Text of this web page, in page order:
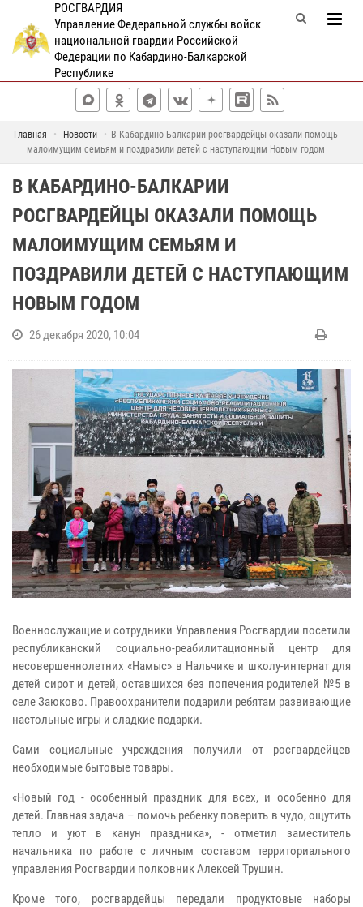
РОСГВАРДИЯ
Управление Федеральной службы войск
национальной гвардии Российской
Федерации по Кабардино-Балкарской
Республике
Главная Новости
В Кабардино-Балкарии росгвардейцы оказали помощь
малоимущим семьям и поздравили детей с наступающим Новым годом
В КАБАРДИНО-БАЛКАРИИ
РОСГВАРДЕЙЦЫ ОКАЗАЛИ ПОМОЩЬ
МАЛОИМУЩИМ СЕМЬЯМ И
ПОЗДРАВИЛИ ДЕТЕЙ С НАСТУПАЮЩИМ
НОВЫМ ГОДОМ
26 декабря 2020, 10:04
Военнослужащие и сотрудники Управления Росгвардии посетили
республиканский социально-реабилитационный центр для
несовершеннолетних «Намыс» в Нальчике и школу-интернат для
детей сирот и детей, оставшихся без попечения родителей №5 в
селе Заюково. Правоохранители подарили ребятам развивающие
настольные игры и сладкие подарки.
Сами социальные учреждения получили от росгвардейцев
необходимые бытовые товары.
«Новый год - особенный праздник для всех, и особенно для
детей. Главная задача – помочь ребенку поверить в чудо, ощутить
тепло и уют в канун праздника», - отметил заместитель
начальника по работе с личным составом территориального
управления Росгвардии полковник Алексей Трушин.
Кроме того, росгвардейцы передали продуктовые наборы